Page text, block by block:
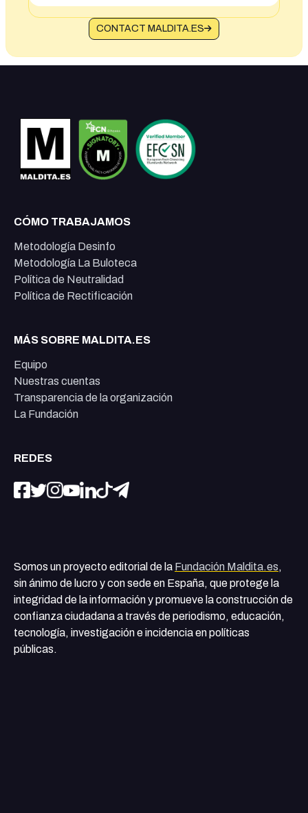
CONTACT MALDITA.ES
CÓMO TRABAJAMOS
Metodología Desinfo
Metodología La Buloteca
Política de Neutralidad
Política de Rectificación
MÁS SOBRE MALDITA.ES
Equipo
Nuestras cuentas
Transparencia de la organización
La Fundación
REDES
Somos un proyecto editorial de la Fundación Maldita.es,
sin ánimo de lucro y con sede en España, que protege la
integridad de la información y promueve la construcción de
confianza ciudadana a través de periodismo, educación,
tecnología, investigación e incidencia en políticas
públicas.